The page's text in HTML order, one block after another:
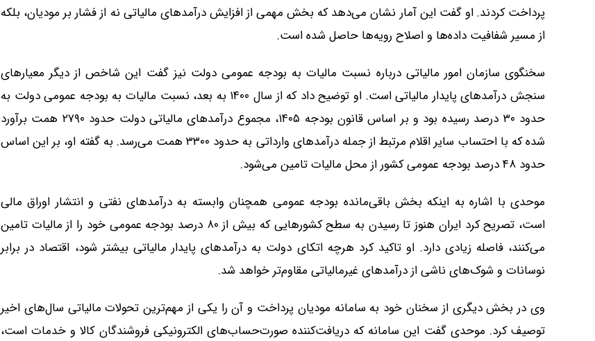
پرداخت کردند. او گفت این آمار نشان می‌دهد که بخش مهمی از افزایش درآمدهای مالیاتی نه از فشار بر مودیان، بلکه
از مسیر شفافیت داده‌ها و اصلاح رویه‌ها حاصل شده است.
سخنگوی سازمان امور مالیاتی درباره نسبت مالیات به بودجه عمومی دولت نیز گفت این شاخص از دیگر معیارهای
سنجش درآمدهای پایدار مالیاتی است. او توضیح داد که از سال ۱۴۰۰ به بعد، نسبت مالیات به بودجه عمومی دولت به
حدود ۳۰ درصد رسیده بود و بر اساس قانون بودجه ۱۴۰۵، مجموع درآمدهای مالیاتی دولت حدود ۲۷۹۰ همت برآورد
شده که با احتساب سایر اقلام مرتبط از جمله درآمدهای وارداتی به حدود ۳۳۰۰ همت می‌رسد. به گفته او، بر این اساس
حدود ۴۸ درصد بودجه عمومی کشور از محل مالیات تامین می‌شود.
موحدی با اشاره به اینکه بخش باقی‌مانده بودجه عمومی همچنان وابسته به درآمدهای نفتی و انتشار اوراق مالی
است، تصریح کرد ایران هنوز تا رسیدن به سطح کشورهایی که بیش از ۸۰ درصد بودجه عمومی خود را از مالیات تامین
می‌کنند، فاصله زیادی دارد. او تاکید کرد هرچه اتکای دولت به درآمدهای پایدار مالیاتی بیشتر شود، اقتصاد در برابر
نوسانات و شوک‌های ناشی از درآمدهای غیرمالیاتی مقاوم‌تر خواهد شد.
وی در بخش دیگری از سخنان خود به سامانه مودیان پرداخت و آن را یکی از مهم‌ترین تحولات مالیاتی سال‌های اخیر
توصیف کرد. موحدی گفت این سامانه که دریافت‌کننده صورت‌حساب‌های الکترونیکی فروشندگان کالا و خدمات است،